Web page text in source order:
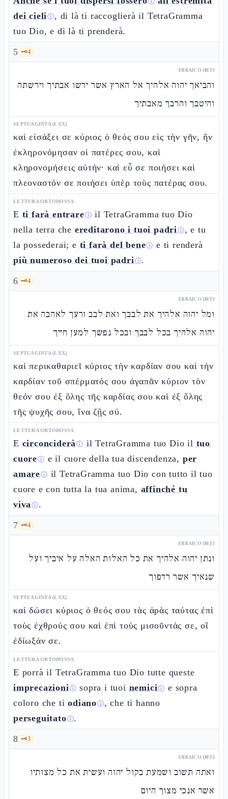
ⓘ
dei cieliⓘ, di là ti raccoglierà il TetraGramma
tuo Dio, e di là ti prenderà.
5 🗝️4
EBRAICO (MT)
והביאך יהוה אלהיך אל הארץ אשר ירשו אבתיך וירשתה
והיטבך והרבך מאבתיך
SEPTUAGINTA (LXX)
καὶ εἰσάξει σε κύριος ὁ θεός σου εἰς τὴν γῆν, ἣν
ἐκληρονόμησαν οἱ πατέρες σου, καὶ
κληρονομήσεις αὐτήν· καὶ εὖ σε ποιήσει καὶ
πλεοναστόν σε ποιήσει ὑπὲρ τοὺς πατέρας σου.
LETTURA ORTODOSSA
E ti farà entrareⓘ il TetraGramma tuo Dio
nella terra che ereditarono i tuoi padriⓘ, e tu
la possederai; e ti farà del beneⓘ e ti renderà
più numeroso dei tuoi padriⓘ.
6 🗝️4
EBRAICO (MT)
ומל יהוה אלהיך את לבבך ואת לבב זרעך לאהבה את
יהוה אלהיך בכל לבבך ובכל נפשך למען חייך
SEPTUAGINTA (LXX)
καὶ περικαθαριεῖ κύριος τὴν καρδίαν σου καὶ τὴν
καρδίαν τοῦ σπέρματός σου ἀγαπᾶν κύριον τὸν
θεόν σου ἐξ ὅλης τῆς καρδίας σου καὶ ἐξ ὅλης
τῆς ψυχῆς σου, ἵνα ζῇς σύ.
LETTURA ORTODOSSA
E circoncideràⓘ il TetraGramma tuo Dio il tuo
cuoreⓘ e il cuore della tua discendenza, per
amareⓘ il TetraGramma tuo Dio con tutto il tuo
cuore e con tutta la tua anima, affinché tu
vivaⓘ.
7 🗝️4
EBRAICO (MT)
ונתן יהוה אלהיך את כל האלות האלה על איביך ועל
שנאיך אשר רדפוך
SEPTUAGINTA (LXX)
καὶ δώσει κύριος ὁ θεός σου τὰς ἀρὰς ταύτας ἐπὶ
τοὺς ἐχθρούς σου καὶ ἐπὶ τοὺς μισοῦντάς σε, οἳ
ἐδίωξάν σε.
LETTURA ORTODOSSA
E porrà il TetraGramma tuo Dio tutte queste
imprecazioniⓘ sopra i tuoi nemiciⓘ e sopra
coloro che tiodianoⓘ, che ti hanno
perseguitatoⓘ.
8 🗝️3
EBRAICO (MT)
ואתה תשוב ושמעת בקול יהוה ועשית את כל מצותיו
אשר אנכי מצוך היום